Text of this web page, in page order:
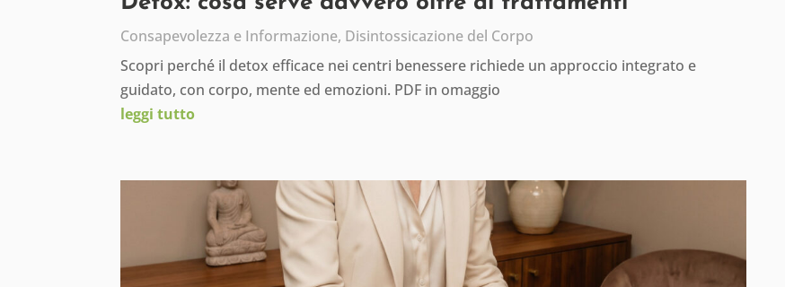
Consapevolezza e Informazione, Disintossicazione del Corpo
Scopri perché il detox efficace nei centri benessere richiede un approccio integrato e
guidato, con corpo, mente ed emozioni. PDF in omaggio
leggi tutto